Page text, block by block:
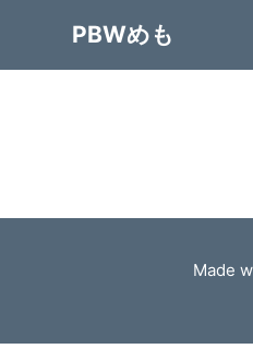
PBWめも
Made